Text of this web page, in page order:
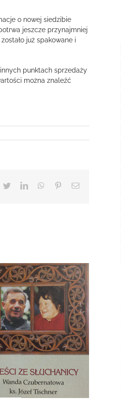
o nowej siedzibie
jeszcze przynajmniej
już spakowane i
punktach sprzedaży
można znaleźć
TwitterLinkedInWhatsApp
PinterestEmail